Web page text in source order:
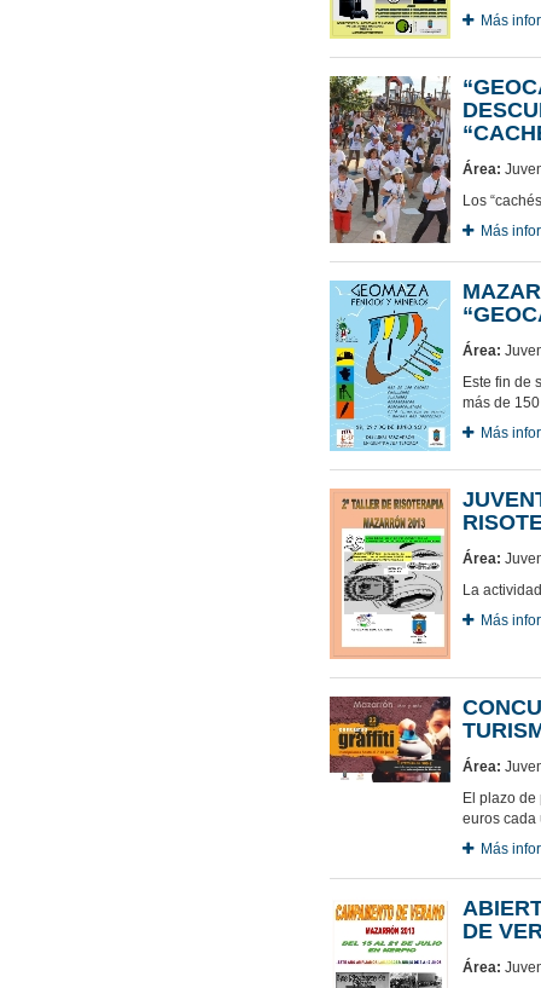
Más
Área:
Los
Más
Área:
Este fin de
más de 150
Más
Área:
La
Más
Área:
El plazo de
euros cada
Más
DE
Área: